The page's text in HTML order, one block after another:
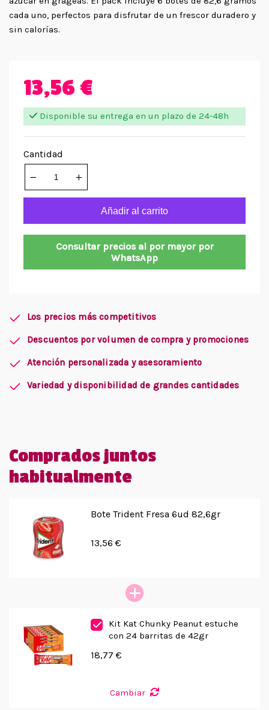
cada uno, perfectos para disfrutar de un frescor duradero y
sin calorías.
13,56 €
Disponible su entrega en un plazo de 24-48h
Cantidad
Añadir al carrito
Consultar precios al por mayor por
WhatsApp
Los precios más competitivos
Descuentos por volumen de compra y promociones
Atención personalizada y asesoramiento
Variedad y disponibilidad de grandes cantidades
Comprados juntos
habitualmente
Bote Trident Fresa 6ud 82,6gr
13,56 €
Kit Kat Chunky Peanut estuche
con 24 barritas de 42gr
18,77 €
Cambiar